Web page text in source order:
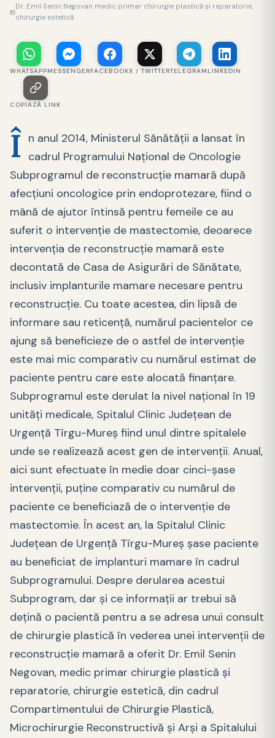
Dr. Emil Senin Negovan medic primar chirurgie plastică și reparatorie,
chirurgie estetică
WHATSAPPMESSENGERFACEBOOKX / TWITTERTELEGRAM LINKEDIN
COPIAZĂ LINK
Î n anul 2014, Ministerul Sănătății a lansat în
cadrul Programului Național de Oncologie
Subprogramul de reconstrucție mamară după
afecțiuni oncologice prin endoprotezare, fiind o
mână de ajutor întinsă pentru femeile ce au
suferit o intervenție de mastectomie, deoarece
intervenția de reconstrucție mamară este
decontată de Casa de Asigurări de Sănătate,
inclusiv implanturile mamare necesare pentru
reconstrucţie. Cu toate acestea, din lipsă de
informare sau reticență, numărul pacientelor ce
ajung să beneficieze de o astfel de intervenție
este mai mic comparativ cu numărul estimat de
paciente pentru care este alocată finanțare.
Subprogramul este derulat la nivel național în 19
unități medicale, Spitalul Clinic Județean de
Urgență Tîrgu-Mureș fiind unul dintre spitalele
unde se realizează acest gen de intervenții. Anual,
aici sunt efectuate în medie doar cinci-șase
intervenții, puține comparativ cu numărul de
paciente ce beneficiază de o intervenție de
mastectomie. În acest an, la Spitalul Clinic
Județean de Urgență Tîrgu-Mureș șase paciente
au beneficiat de implanturi mamare în cadrul
Subprogramului. Despre derularea acestui
Subprogram, dar și ce informații ar trebui să
dețină o pacientă pentru a se adresa unui consult
de chirurgie plastică în vederea unei intervenții de
reconstrucție mamară a oferit Dr. Emil Senin
Negovan, medic primar chirurgie plastică și
reparatorie, chirurgie estetică, din cadrul
Compartimentului de Chirurgie Plastică,
Microchirurgie Reconstructivă și Arși a Spitalului